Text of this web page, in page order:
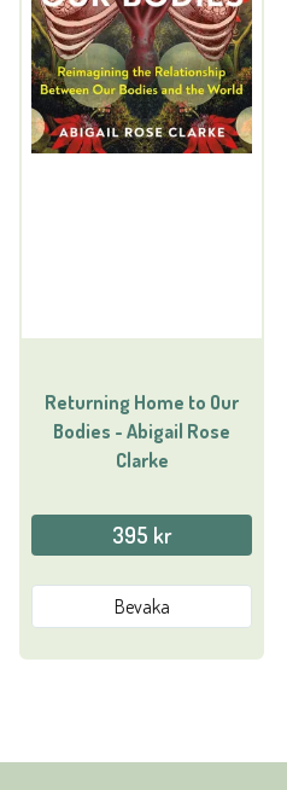
Returning Home to Our
Bodies - Abigail Rose
Clarke
395 kr
Bevaka